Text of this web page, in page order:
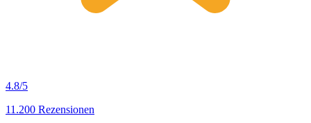
4.8/5
11.200 Rezensionen